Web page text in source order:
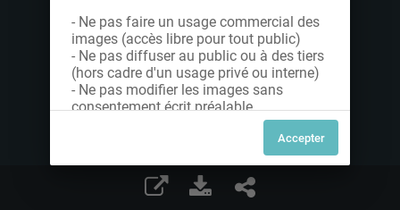
- Ne pas faire un usage commercial des
images (accès libre pour tout public)
- Ne pas diffuser au public ou à des tiers
(hors cadre d'un usage privé ou interne)
- Ne pas modifier les images sans
consentement écrit préalable
Dans le cas contraire, nous vous invitons
à nous contacter afin de solliciter le type
de Licence souhaitée parmi celles
proposées et le cas échéant, acquitter